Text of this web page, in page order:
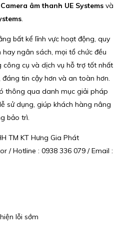
Camera âm thanh UE Systems và
bất kể lĩnh vực hoạt động, quy
ngân sách, mọi tổ chức đều
cụ và dịch vụ hỗ trợ tốt nhất
tin cậy hơn và an toàn hơn.
thông qua danh mục giải pháp
sử dụng, giúp khách hàng nâng
bảo trì.
TM KT Hưng Gia Phát
/ Hotline : 0938 336 079 / Email :
lỗi sớm